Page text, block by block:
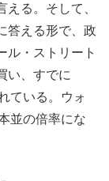
る。そして、
答える形で、政
ル・ストリート
い、すでに
ている。ウォ
並の倍率にな